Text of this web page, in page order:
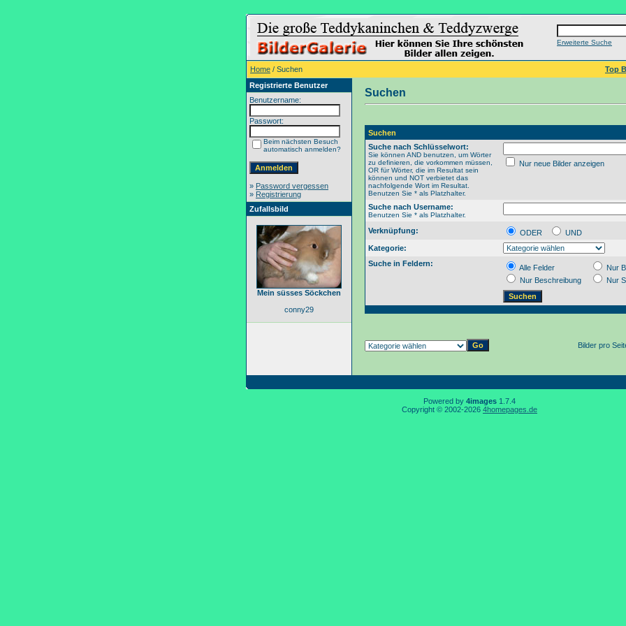
Erweiterte Suche
Home / Suchen
Top
Registrierte Benutzer
Benutzername:
Passwort:
Beim nächsten Besuch
automatisch anmelden?
» Password vergessen
» Registrierung
Zufallsbild
Mein süsses Söckchen
conny29
Suchen
Suchen
Suche nach Schlüsselwort:
Sie können AND benutzen, um Wörter
zu definieren, die vorkommen müssen,
OR für Wörter, die im Resultat sein
können und NOT verbietet das
nachfolgende Wort im Resultat.
Benutzen Sie * als Platzhalter.
Nur neue Bilder anzeigen
Suche nach Username:
Benutzen Sie * als Platzhalter.
Verknüpfung: ODER
UND
Kategorie:
Suche in Feldern:
Alle Felder
Nur
Nur Beschreibung
Nur
Bilder pro
Powered by 4images 1.7.4
Copyright © 2002-2026 4homepages.de